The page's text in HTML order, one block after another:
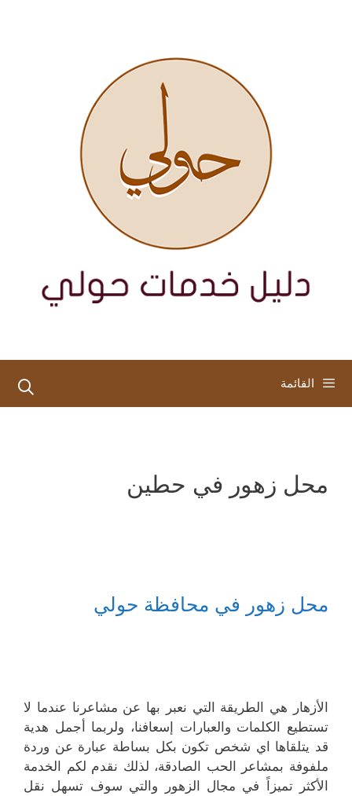
القائمة
محل زهور في حطين
محل زهور في محافظة حولي
الأزهار هي الطريقة التي نعبر بها عن مشاعرنا عندما لا
تستطيع الكلمات والعبارات إسعافنا، ولربما أجمل هدية
قد يتلقاها اي شخص تكون بكل بساطة عبارة عن وردة
ملفوفة بمشاعر الحب الصادقة، لذلك نقدم لكم الخدمة
الأكثر تميزاً في مجال الزهور والتي سوف تسهل نقل